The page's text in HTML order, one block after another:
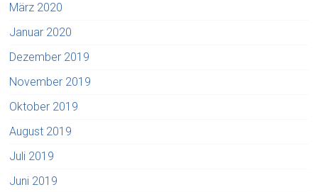
März 2020
Januar 2020
Dezember 2019
November 2019
Oktober 2019
August 2019
Juli 2019
Juni 2019